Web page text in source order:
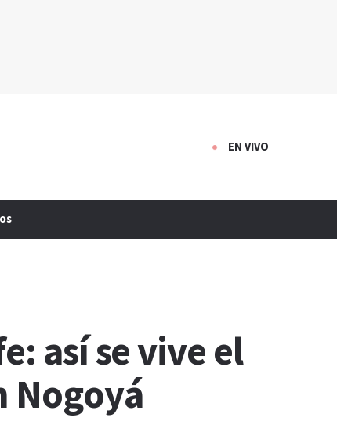
EN VIVO
así se vive el
Nogoyá